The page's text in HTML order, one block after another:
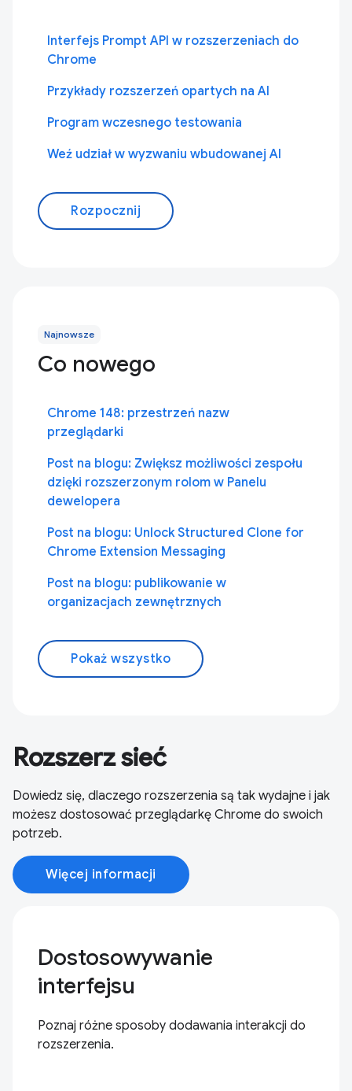
Interfejs Prompt API w rozszerzeniach do
Chrome
Przykłady rozszerzeń opartych na AI
Program wczesnego testowania
Weź udział w wyzwaniu wbudowanej AI
Rozpocznij
Najnowsze
Co nowego
Chrome 148: przestrzeń nazw
przeglądarki
Post na blogu: Zwiększ możliwości zespołu
dzięki rozszerzonym rolom w Panelu
dewelopera
Post na blogu: Unlock Structured Clone for
Chrome Extension Messaging
Post na blogu: publikowanie w
organizacjach zewnętrznych
Pokaż wszystko
Rozszerz sieć
Dowiedz się, dlaczego rozszerzenia są tak wydajne i jak
możesz dostosować przeglądarkę Chrome do swoich
potrzeb.
Więcej informacji
Dostosowywanie
interfejsu
Poznaj różne sposoby dodawania interakcji do
rozszerzenia.